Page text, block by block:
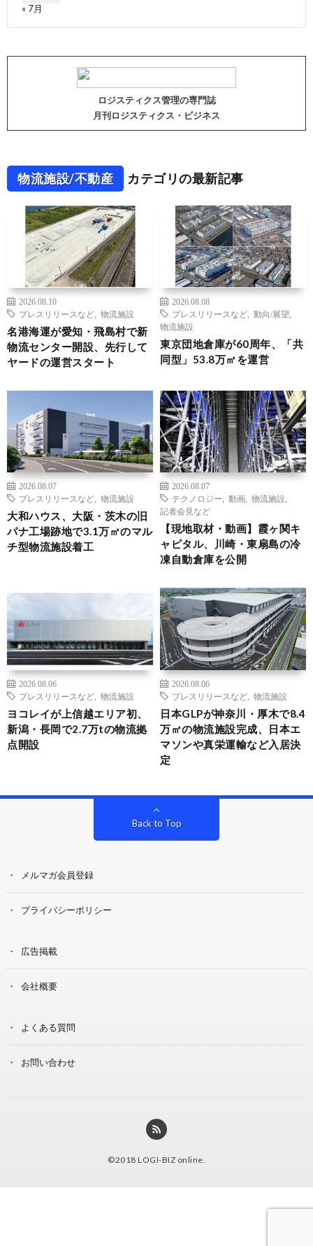
« 7月
ロジスティクス管理の専門誌
月刊ロジスティクス・ビジネス
物流施設/不動産 カテゴリの最新記事
2026.08.10
プレスリリースなど
物流施設
名港海運が愛知・飛島村で新
物流センター開設、先行して
ヤードの運営スタート
2026.08.08
プレスリリースなど
動向/展望
物流施設
東京団地倉庫が60周年、「共
同型」53.8万㎡を運営
2026.08.07
プレスリリースなど
物流施設
大和ハウス、大阪・茨木の旧
パナ工場跡地で3.1万㎡のマル
チ型物流施設着工
2026.08.07
テクノロジー
動画 物流施設
記者会見など
【現地取材・動画】霞ヶ関キ
ャピタル、川崎・東扇島の冷
凍自動倉庫を公開
2026.08.06
プレスリリースなど
物流施設
ヨコレイが上信越エリア初、
新潟・長岡で2.7万tの物流拠
点開設
2026.08.06
プレスリリースなど
物流施設
日本GLPが神奈川・厚木で8.4
万㎡の物流施設完成、日本エ
マソンや真栄運輸など入居決
定
Back to Top
メルマガ会員登録
プライバシーポリシー
広告掲載
会社概要
よくある質問
お問い合わせ
©2018 LOGI-BIZ online